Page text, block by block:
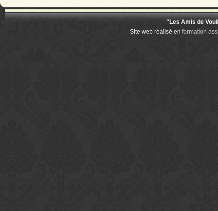
"Les Amis de
Site web réalisé en formation